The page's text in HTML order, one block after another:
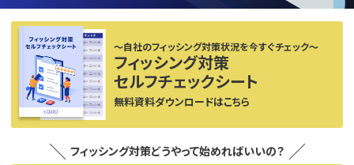
〜自社のフィッシング対策状況を今すぐチェック〜
フィッシング対策
セルフチェックシート
無料資料ダウンロードはこちら
フィッシング対策どうやって始めればいいの？